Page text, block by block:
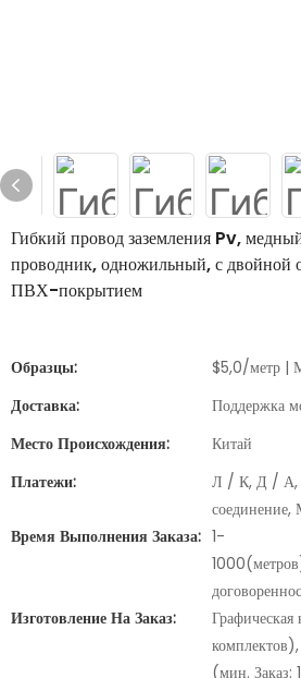
Гибкий провод заземления Pv,
проводник, одножильный, с двойной
ПВХ-покрытием
Образцы:
$5,0/метр |
Доставка:
Поддержка
Место Происхождения:
Китай
Платежи:
Л / К, Д / А,
Время Выполнения Заказа: 1-
Изготовление На Заказ:
(мин. Заказ: